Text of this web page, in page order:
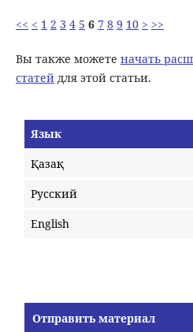
<< < 1 2 3 4 5 6 7 8 9 10 > >>
Вы также можете начать
статейдля этой статьи.
Язык
Қазақ
Русский
English
Отправить материал